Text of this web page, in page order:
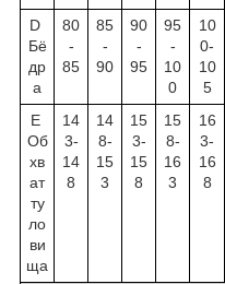
D
Бё
др
а
80
-
85
85
-
90
90
-
95
95
-
10
0
10
0-
10
5
E
Об
хв
ат
ту
ло
ви
ща
14
3-
14
8
14
8-
15
3
15
3-
15
8
15
8-
16
3
16
3-
16
8